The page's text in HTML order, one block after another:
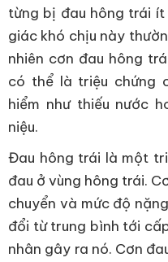
từng bị đau hông trái
giác khó chịu này
nhiên cơn đau hông
có thể là triệu chứng
hiểm như thiếu nước
niệu.
Đau hông trái là một
đau ở vùng hông trái.
chuyển và mức độ
đổi từ trung bình tới
nhân gây ra nó. Cơn